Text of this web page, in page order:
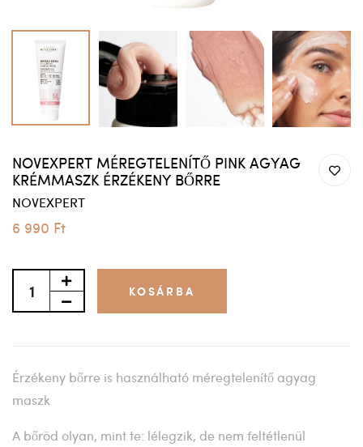
NOVEXPERT MÉREGTELENÍTŐ PINK AGYAG
KRÉMMASZK ÉRZÉKENY BŐRRE
NOVEXPERT
6 990 Ft
KOSÁRBA
Érzékeny bőrre is használható méregtelenítő agyag
maszk
A bőröd olyan, mint te: lélegzik, de nem feltétlenül